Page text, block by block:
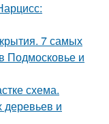
7 самых
Подмосковье и
схема.
и